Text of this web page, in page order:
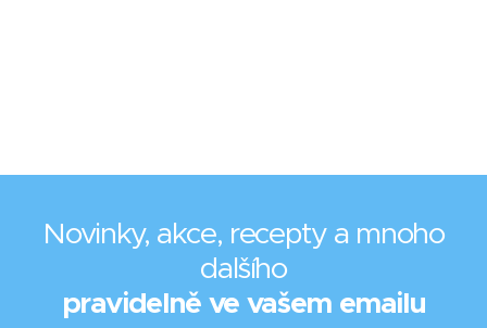
Novinky, akce, recepty a mnoho
dalšího
pravidelně ve vašem emailu